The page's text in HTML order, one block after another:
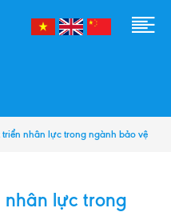
nhân lực trong ngành bảo vệ
lực trong